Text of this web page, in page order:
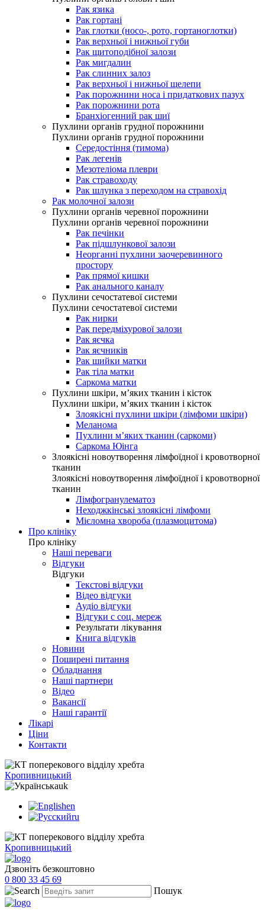
Рак язика
Рак гортані
Рак глотки (носо-, рото, гортаноглотки)
Рак верхньої і нижньої губи
Рак щитоподібної залози
Рак мигдалин
Рак слинних залоз
Рак верхньої і нижньої щелепи
Рак порожнини носа і придаткових пазух
Рак порожнини рота
Бранхіогенний рак шиї
Пухлини органів грудної порожнини
Пухлини органів грудної порожнини
Середостіння (тимома)
Рак легенів
Мезотеліома плеври
Рак стравоходу
Рак шлунка з переходом на стравохід
Рак молочної залози
Пухлини органів черевної порожнини
Пухлини органів черевної порожнини
Рак печінки
Рак підшлункової залози
Неорганні пухлини заочеревинного
простору
Рак прямої кишки
Рак анального каналу
Пухлини сечостатевої системи
Пухлини сечостатевої системи
Рак нирки
Рак передміхурової залози
Рак яєчка
Рак яєчників
Рак шийки матки
Рак тіла матки
Саркома матки
Пухлини шкіри, м’яких тканин і кісток
Пухлини шкіри, м’яких тканин і кісток
Злоякісні пухлини шкіри (лімфоми шкіри)
Меланома
Пухлини м’яких тканин (саркоми)
Саркома Юінга
Злоякісні новоутворення лімфоїдної і кровотворної
тканин
Злоякісні новоутворення лімфоїдної і кровотворної
тканин
Лімфогранулематоз
Неходжкінські злоякісні лімфоми
Мієломна хвороба (плазмоцитома)
Про клініку
Про клініку
Наші переваги
Відгуки
Відгуки
Текстові відгуки
Відео відгуки
Аудіо відгуки
Відгуки с соц. мереж
Результати лікування
Книга відгуків
Новини
Поширені питання
Обладнання
Наші партнери
Відео
Вакансії
Наші гарантії
Лікарі
Ціни
Контакти
Кропивницький
uk
en
ru
Кропивницький
Дзвоніть безкоштовно
0 800 33 45 69
Пошук